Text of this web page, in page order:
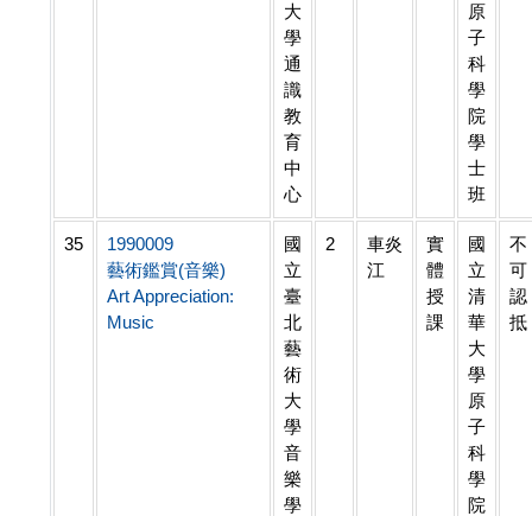
大
學
通
識
教
育
中
心
原
子
科
學
院
學
士
班
35
1990009
藝術鑑賞(音樂)
Art Appreciation:
Music
國
立
臺
北
藝
術
大
學
音
樂
學
2
車炎
江
實
體
授
課
國
立
清
華
大
學
原
子
科
學
院
不
可
認
抵